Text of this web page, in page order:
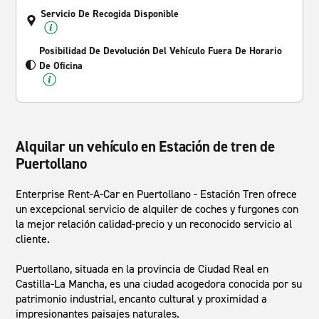
Servicio De Recogida Disponible
Posibilidad De Devolución Del Vehículo Fuera De Horario
De Oficina
Alquilar un vehículo en Estación de tren de
Puertollano
Enterprise Rent-A-Car en Puertollano - Estación Tren ofrece
un excepcional servicio de alquiler de coches y furgones con
la mejor relación calidad-precio y un reconocido servicio al
cliente.
Puertollano, situada en la provincia de Ciudad Real en
Castilla-La Mancha, es una ciudad acogedora conocida por su
patrimonio industrial, encanto cultural y proximidad a
impresionantes paisajes naturales.